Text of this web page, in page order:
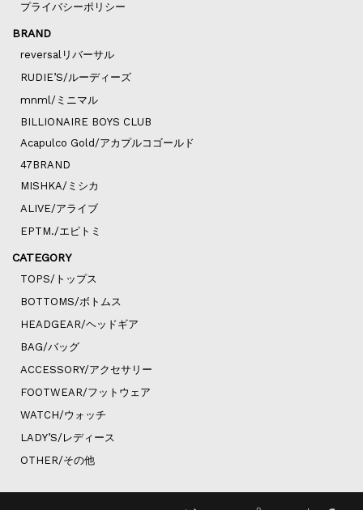
プライバシーポリシー
BRAND
reversalリバーサル
RUDIE’S/ルーディーズ
mnml/ミニマル
BILLIONAIRE BOYS CLUB
Acapulco Gold/アカプルコゴールド
47BRAND
MISHKA/ミシカ
ALIVE/アライブ
EPTM./エピトミ
CATEGORY
TOPS/トップス
BOTTOMS/ボトムス
HEADGEAR/ヘッドギア
BAG/バッグ
ACCESSORY/アクセサリー
FOOTWEAR/フットウェア
WATCH/ウォッチ
LADY’S/レディース
OTHER/その他